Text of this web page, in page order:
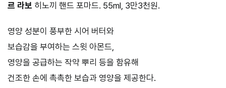
르 라보 히노끼 핸드 포마드. 55ml, 3만3천원.
영양 성분이 풍부한 시어 버터와
보습감을 부여하는 스윗 아몬드,
영양을 공급하는 작약 뿌리 등을 함유해
건조한 손에 촉촉한 보습과 영양을 제공한다.